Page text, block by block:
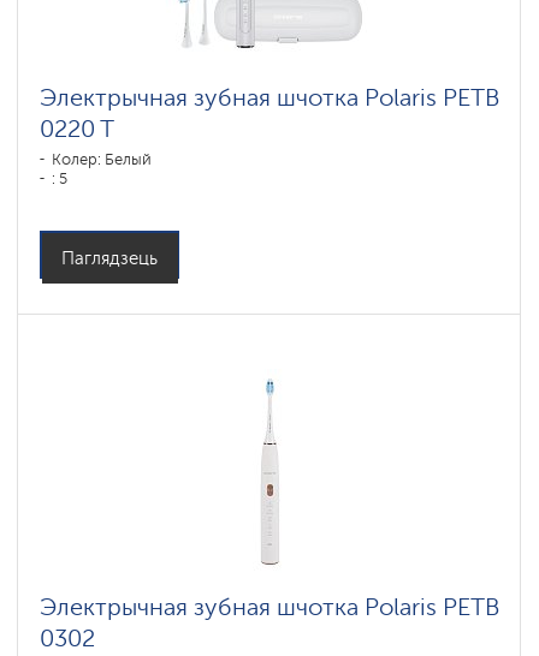
Электрычная зубная шчотка Polaris PETB
0220 T
Колер: Белый
: 5
Паглядзець
Электрычная зубная шчотка Polaris PETB
0302